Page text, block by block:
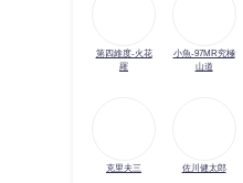
第四維度-火花
羅
小魚-97MR究極
山道
克里夫三 佐川健太郎